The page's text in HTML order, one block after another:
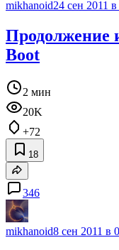
mikhanoid24 сен 2011
Продолжение
Boot
2 мин
20K
+72
18
346
mikhanoid8 сен 2011 в